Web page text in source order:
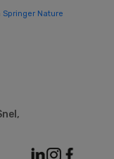
Springer Nature